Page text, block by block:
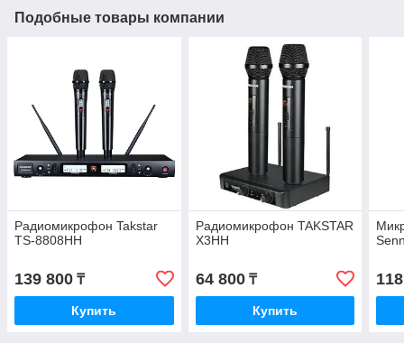
Подобные товары компании
Радиомикрофон Takstar
TS-8808HH
139 800 ₸
Купить
Радиомикрофон TAKSTAR
X3HH
64 800₸
Купить